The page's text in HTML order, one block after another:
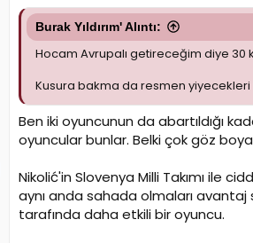
l
e
r
Burak Yıldırım' Alıntı:
Hocam Avrupalı getireceğim diye 30
Kusura bakma da resmen
Ben iki oyuncunun da abartıldığı
oyuncular bunlar. Belki çok göz
Nikolić'in Slovenya Milli Takımı ile
aynı anda sahada olmaları avantaj
tarafında daha etkili bir oyuncu.